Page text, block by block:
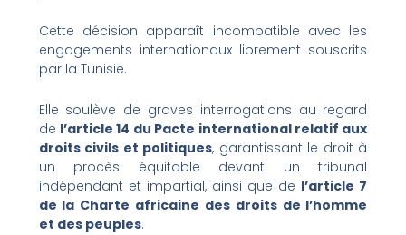
Cette décision apparaît incompatible avec les
engagements internationaux librement souscrits
par la Tunisie.
Elle soulève de graves interrogations au regard
de l’article 14 du Pacte international relatif aux
droits civils et politiques, garantissant le droit à
un procès équitable devant un tribunal
indépendant et impartial, ainsi que de l’article 7
de la Charte africaine des droits de l’homme
et des peuples.